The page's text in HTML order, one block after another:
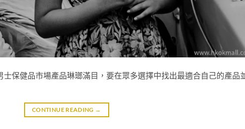
士保健品市場產品琳瑯滿目，要在眾多選擇中找出最適合自己的產品
CONTINUE READING →